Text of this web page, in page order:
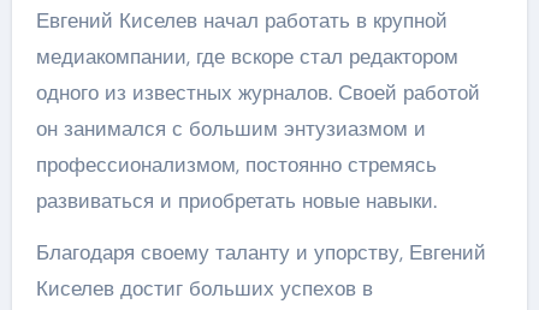
Евгений Киселев начал работать в крупной
медиакомпании, где вскоре стал редактором
одного из известных журналов. Своей работой
он занимался с большим энтузиазмом и
профессионализмом, постоянно стремясь
развиваться и приобретать новые навыки.
Благодаря своему таланту и упорству, Евгений
Киселев достиг больших успехов в